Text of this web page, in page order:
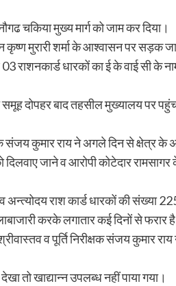
चकिया मुख्य मार्ग को जाम कर दिया।
मुरारी शर्मा के आश्वासन पर सड़क
राशनकार्ड धारकों का ई के वाई सी के
दोपहर बाद तहसील मुख्यालय पर
संजय कुमार राय ने अगले दिन से क्षेत्र के
जाने व आरोपी कोटेदार रामसागर
राश कार्ड धारकों की संख्या
करके लगातार कई दिनों से फरार
व पूर्ति निरीक्षक संजय कुमार
तो खाद्यान्न उपलब्ध नहीं पाया गया।